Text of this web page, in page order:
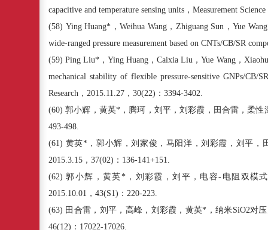
capacitive and temperature sensing units ， Measurement
(58) Ying Huang* ， Weihua Wang， Zhiguang Sun ， Yue Wang
wide-ranged pressure measurement based on CNTs/CB/SR
(59)Ping Liu* ，Ying Huang ，Caixia Liu ，Yue Wang，
mechanical stability of flexible pressure-sensitive GNPs/CB/
Research ， 2015.11.27 ， 30(22) ： 3394-3402.
(60)郭小辉，黄英*，腾珂，刘平，刘彩霞，田合雷，柔
493-498.
(61) 黄英*，郭小辉，刘家俊，马阳洋，刘彩霞，刘平，
2015.3.15 ， 37(02) ： 136-141+151.
(62)郭小辉，黄英*，刘彩霞，刘平，电容- 电阻双模
2015.10.01 ， 43(S1) ： 220-223.
(63) 田合雷，刘平，高峰，刘彩霞，黄英* ，纳米SiO2对
46(12) ： 17022-17026.